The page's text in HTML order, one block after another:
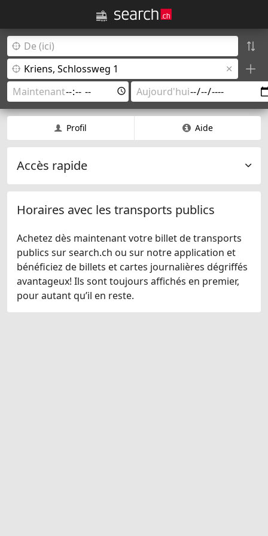
Profil Aide
Accès rapide
Horaires avec les transports publics
Achetez dès maintenant votre billet de transports
publics sur search.ch ou sur notre application et
bénéficiez de billets et cartes journalières dégriffés
avantageux! Ils sont toujours affichés en premier,
pour autant qu’il en reste.